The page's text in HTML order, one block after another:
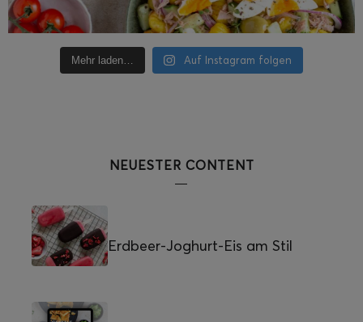
Mehr laden… Auf Instagram folgen
NEUESTER CONTENT
Erdbeer-Joghurt-Eis am Stil